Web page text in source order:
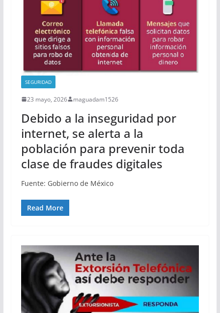
SEGURIDAD
23 mayo, 2026 maguadam1526
Debido a la inseguridad por
internet, se alerta a la
población para prevenir toda
clase de fraudes digitales
Fuente: Gobierno de México
Read More